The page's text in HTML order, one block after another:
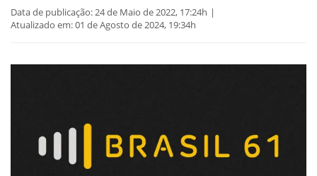
Data de publicação:24 de Maio de 2022, 17:24h
Atualizado em:01 de Agosto de 2024, 19:34h